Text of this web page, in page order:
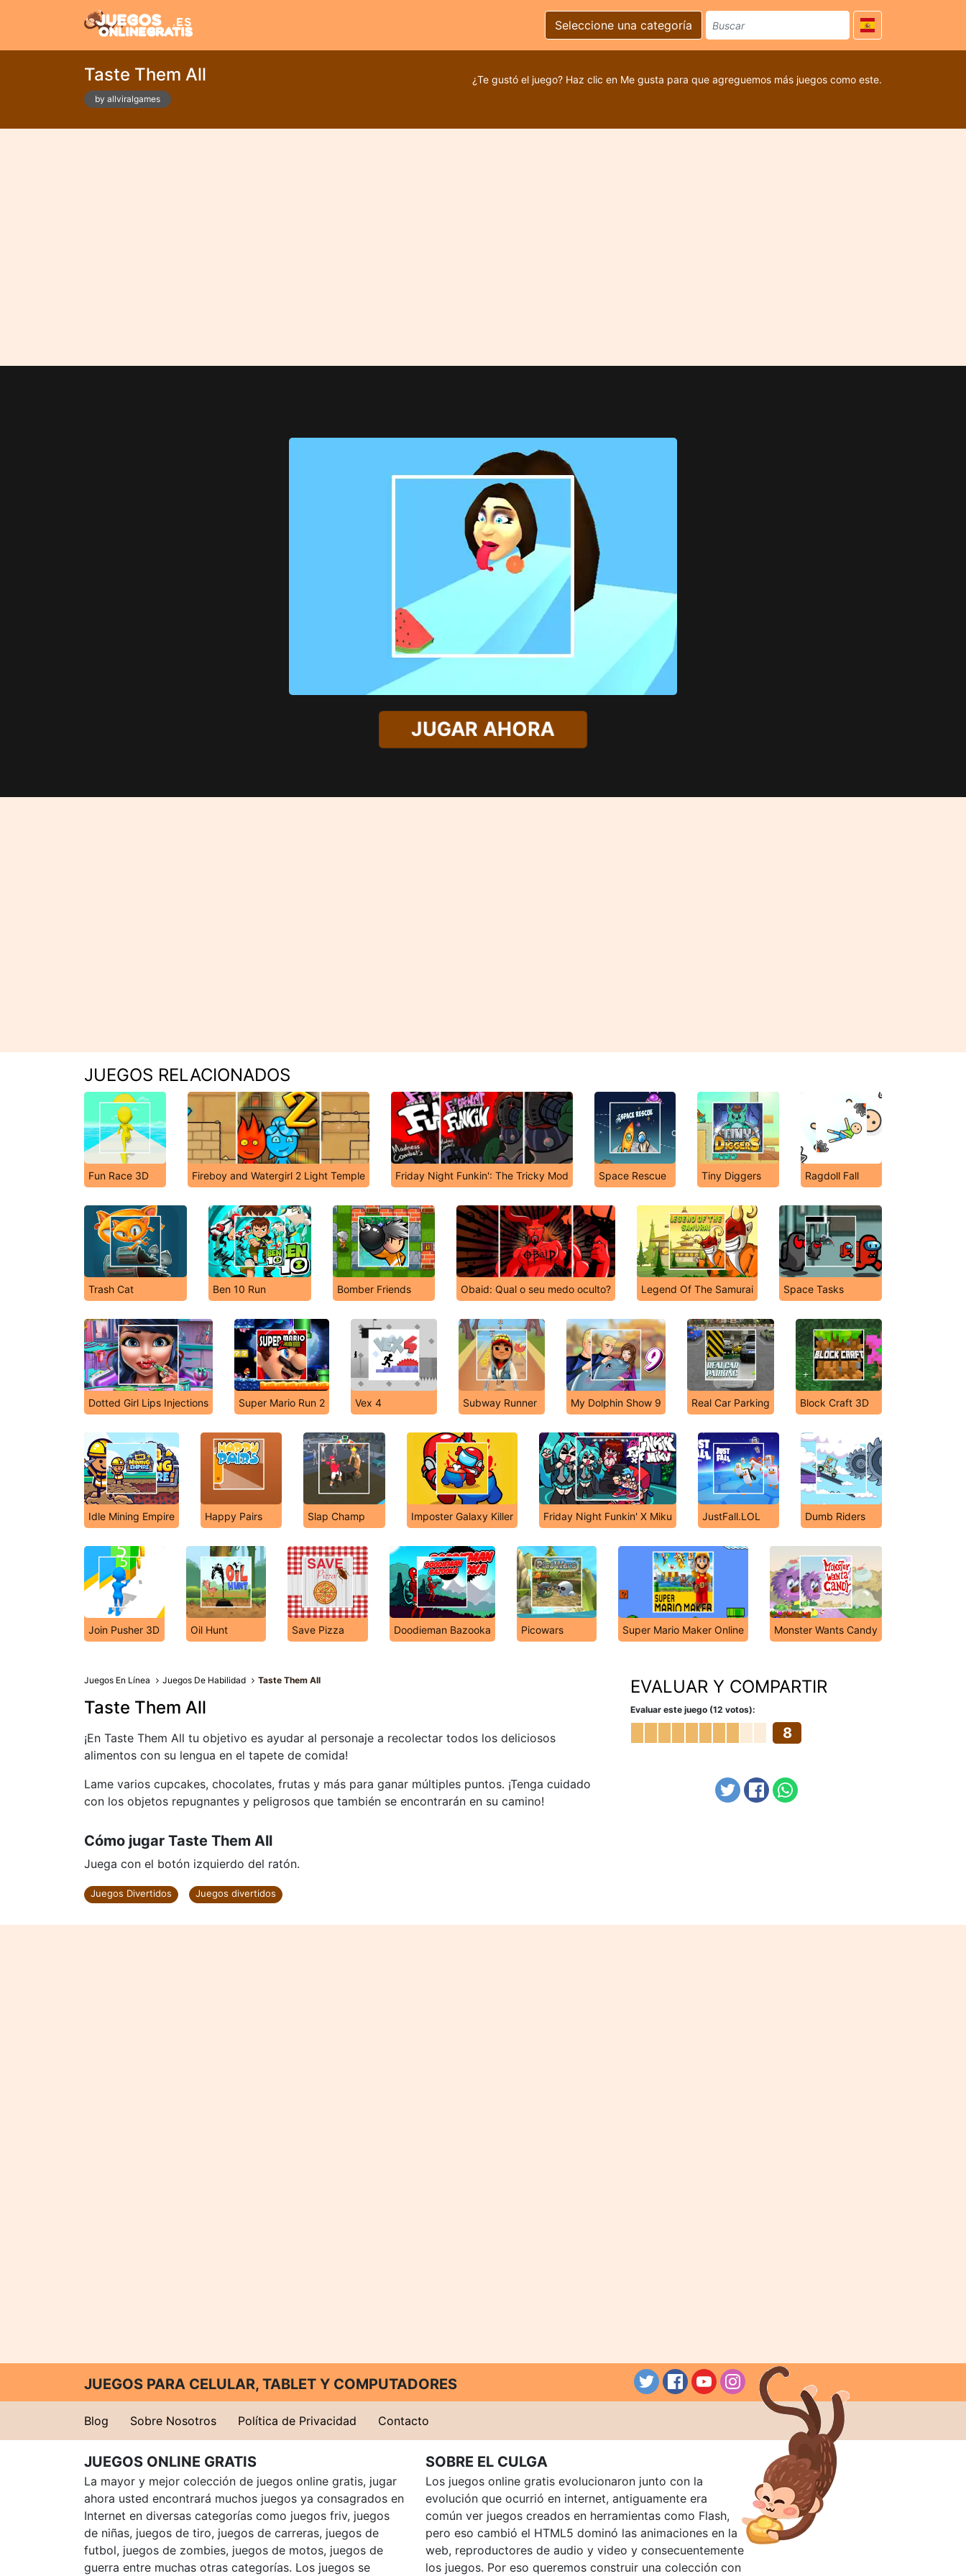
Seleccione una categoría
Taste Them All
by allviralgames
¿Te gustó el juego? Haz clic en Me gusta para que agreguemos más juegos como este.
JUGAR AHORA
JUEGOS RELACIONADOS
Fun Race 3D Fireboy and Watergirl 2 Light Temple Friday Night Funkin': The Tricky Mod Space Rescue Tiny Diggers Ragdoll Fall
Trash Cat Ben 10 Run Bomber Friends Obaid: Qual o seu medo oculto? Legend Of The Samurai Space Tasks
Dotted Girl Lips Injections Super Mario Run 2 Vex 4 Subway Runner My Dolphin Show 9 Real Car Parking Block Craft 3D
Idle Mining Empire Happy Pairs Slap Champ Imposter Galaxy Killer Friday Night Funkin' X Miku JustFall.LOL Dumb Riders
Join Pusher 3D Oil Hunt Save Pizza Doodieman Bazooka Picowars Super Mario Maker Online Monster Wants Candy
Juegos En Línea Juegos De Habilidad Taste Them All
Taste Them All
¡En Taste Them All tu objetivo es ayudar al personaje a recolectar todos los deliciosos
alimentos con su lengua en el tapete de comida!
Lame varios cupcakes, chocolates, frutas y más para ganar múltiples puntos. ¡Tenga cuidado
con los objetos repugnantes y peligrosos que también se encontrarán en su camino!
Cómo jugar Taste Them All
Juega con el botón izquierdo del ratón.
Juegos Divertidos Juegos divertidos
EVALUAR Y COMPARTIR
Evaluar este juego (12 votos):
8
JUEGOS PARA CELULAR, TABLET Y COMPUTADORES
Blog Sobre Nosotros Política de Privacidad Contacto
JUEGOS ONLINE GRATIS
La mayor y mejor colección de juegos online gratis, jugar
ahora usted encontrará muchos juegos ya consagrados en
Internet en diversas categorías como juegos friv, juegos
de niñas, juegos de tiro, juegos de carreras, juegos de
futbol, juegos de zombies, juegos de motos, juegos de
guerra entre muchas otras categorías. Los juegos se
SOBRE EL CULGA
Los juegos online gratis evolucionaron junto con la
evolución que ocurrió en internet, antiguamente era
común ver juegos creados en herramientas como Flash,
pero eso cambió el HTML5 dominó las animaciones en la
web, reproductores de audio y video y consecuentemente
los juegos. Por eso queremos construir una colección con